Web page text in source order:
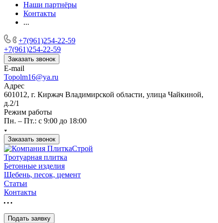
Наши партнёры
Контакты
...
+7(961)254-22-59
+7(961)254-22-59
Заказать звонок
E-mail
Topolm16@ya.ru
Адрес
601012, г. Киржач Владимирской области, улица Чайкиной,
д.2/1
Режим работы
Пн. – Пт.: с 9:00 до 18:00
Заказать звонок
Тротуарная плитка
Бетонные изделия
Щебень, песок, цемент
Статьи
Контакты
Подать заявку